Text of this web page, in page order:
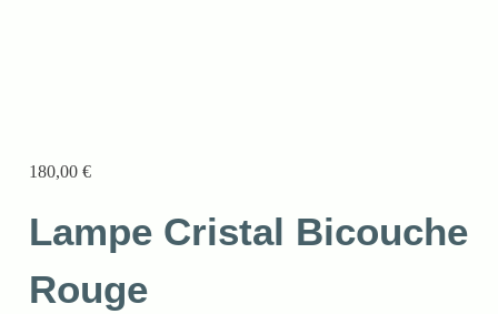
180,00€
Lampe Cristal Bicouche
Rouge